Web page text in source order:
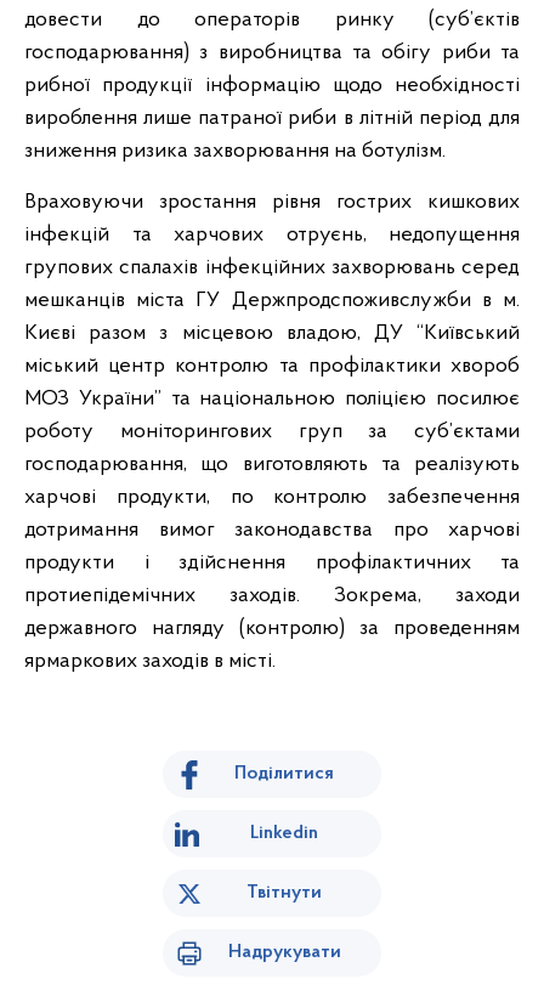
довести до операторів ринку (суб’єктів
господарювання) з виробництва та обігу риби та
рибної продукції інформацію щодо необхідності
вироблення лише патраної риби в літній період для
зниження ризика захворювання на ботулізм.
Враховуючи зростання рівня гострих кишкових
інфекцій та харчових отруєнь, недопущення
групових спалахів інфекційних захворювань серед
мешканців міста ГУ Держпродспоживслужби в м.
Києві разом з місцевою владою, ДУ “Київський
міський центр контролю та профілактики хвороб
МОЗ України” та національною поліцією посилює
роботу моніторингових груп за суб’єктами
господарювання, що виготовляють та реалізують
харчові продукти, по контролю забезпечення
дотримання вимог законодавства про харчові
продукти і здійснення профілактичних та
протиепідемічних заходів. Зокрема, заходи
державного нагляду (контролю) за проведенням
ярмаркових заходів в місті.
Поділитися
Linkedin
Твітнути
Надрукувати